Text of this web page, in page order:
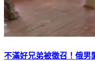
不滿好兄弟被徵召！俄